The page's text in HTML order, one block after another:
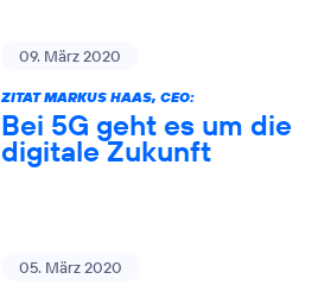
09. März 2020
ZITAT MARKUS HAAS, CEO:
Bei 5G geht es um die
digitale Zukunft
05. März 2020